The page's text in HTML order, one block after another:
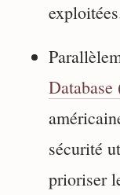
sécurité
prioriser